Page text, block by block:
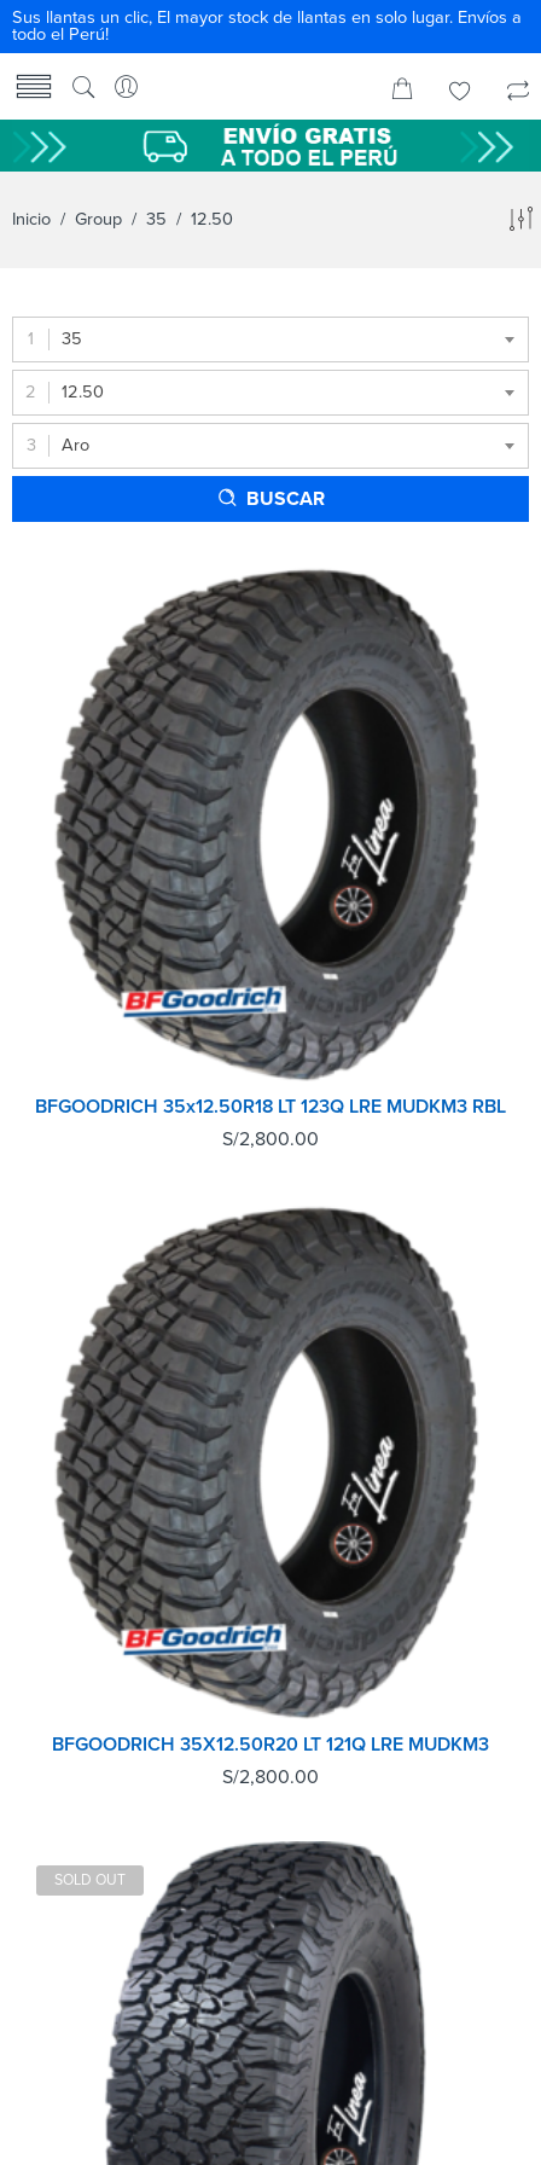
Sus llantas un clic, El mayor stock de llantas en solo lugar. Envíos a
todo el Perú!
Inicio / Group / 35 / 12.50
35
12.50
Aro
BUSCAR
BFGOODRICH 35x12.50R18 LT 123Q LRE MUDKM3 RBL
S/2,800.00
BFGOODRICH 35X12.50R20 LT 121Q LRE MUDKM3
S/2,800.00
SOLD OUT